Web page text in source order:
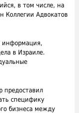
в том числе, на
Коллегии Адвокатов
информация,
в Израиле.
предоставил
специфику
бизнеса между